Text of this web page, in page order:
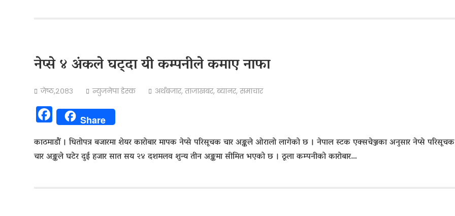
नेप्से ४ अंकले घट्दा यी कम्पनीले कमाए नाफा
जेष्ठ,२०८३ न्युजनेपा डेस्क अर्थबजार,ताजाखबर,ब्यानर, समाचार
Facebook
Share
काठमाडौं । धितोपत्र बजारमा शेयर कारोबार मापक नेप्से परिसूचक चार अङ्कले ओरालो लागेको छ । नेपाल स्टक एक्सचेञ्जका अनुसार नेप्से परिसूचक
चार अङ्कले घटेर दुई हजार सात सय २४ दशमलव शुन्य तीन अङ्कमा सीमित भएको छ । ठूला कम्पनीको कारोबार…